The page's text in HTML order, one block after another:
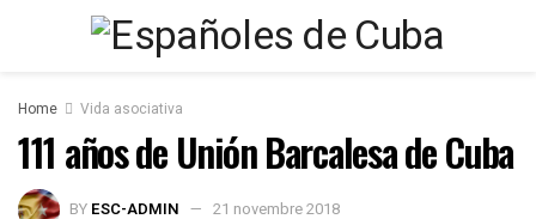
Home Vida asociativa
111 años de Unión Barcalesa de Cuba
BY ESC-ADMIN 21 novembre 2018